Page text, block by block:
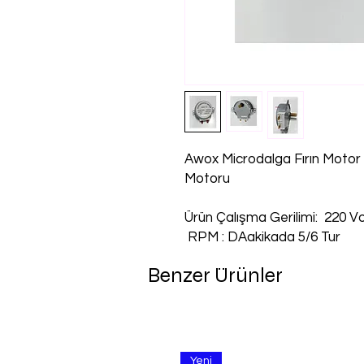
Awox Microdalga Fırın
Motoru
Ürün Çalışma Gerilimi: 220
RPM : DAakikada 5/6 Tur
Benzer Ürünler
Yeni